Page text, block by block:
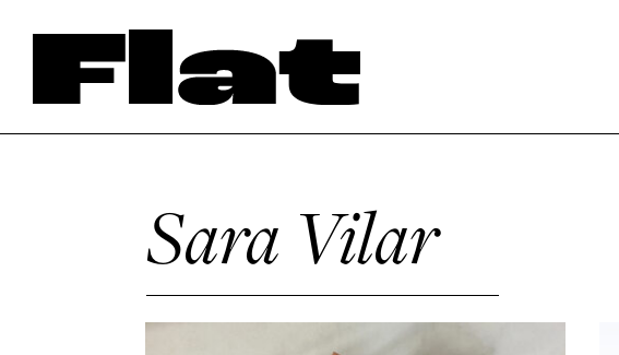
Sara Vilar